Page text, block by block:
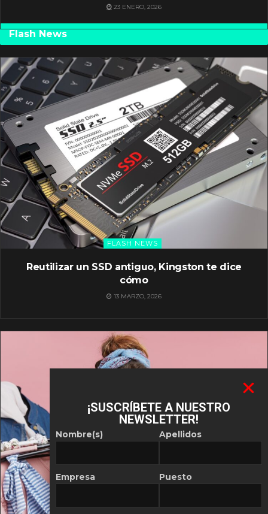
23 ENERO, 2026
Flash News
FLASH NEWS
Reutilizar un SSD antiguo, Kingston te dice
cómo
13 MARZO, 2026
¡SUSCRÍBETE A NUESTRO
NEWSLETTER!
Nombre(s)
Empresa
Apellidos
Puesto